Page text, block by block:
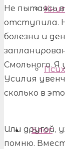
Блог
Не пытаясь
отступила.
болезни и
Смольного. Я
Усилия
сколько в
Или другой,
помню.